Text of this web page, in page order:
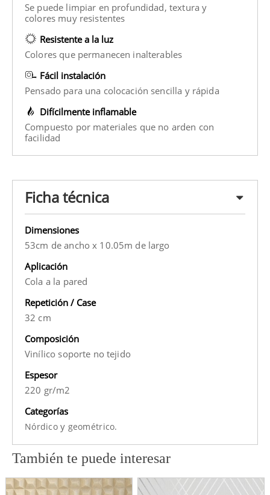
Se puede limpiar en profundidad, textura y
colores muy resistentes
Resistente a la luz
Colores que permanecen inalterables
Fácil instalación
Pensado para una colocación sencilla y rápida
Difícilmente inflamable
Compuesto por materiales que no arden con
facilidad
Ficha técnica
Dimensiones
53cm de ancho x 10.05m de largo
Aplicación
Cola a la pared
Repetición / Case
32 cm
Composición
Vinílico soporte no tejido
Espesor
220 gr/m2
Categorías
Nórdicoy geométrico.
También te puede interesar